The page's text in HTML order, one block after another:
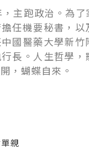
主跑政治。為
任機要秘書，以
國醫藥大學新
長。人生哲學，
，蝴蝶自來。
親